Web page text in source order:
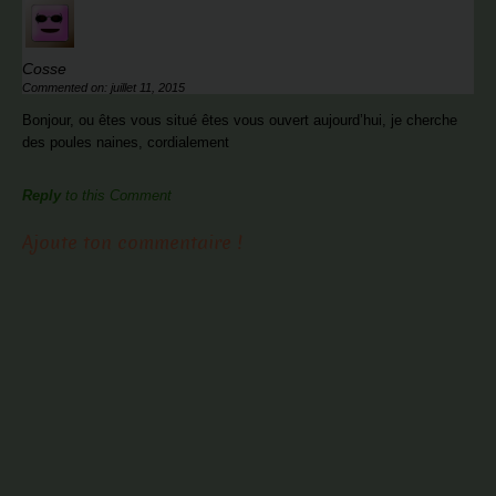
Cosse
Commented on: juillet 11, 2015
Bonjour, ou êtes vous situé êtes vous ouvert aujourd’hui, je cherche
des poules naines, cordialement
Reply to this Comment